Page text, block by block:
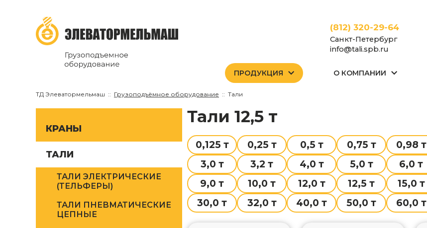
(812) 320-29-64
Санкт-Петербург
info@tali.spb.ru
ПРОДУКЦИЯ О КОМПАНИИ
ТД Элеватормельмаш Грузоподъёмное оборудование Тали
КРАНЫ
ТАЛИ
ТАЛИ ЭЛЕКТРИЧЕСКИЕ
(ТЕЛЬФЕРЫ)
ТАЛИ ПНЕВМАТИЧЕСКИЕ
ЦЕПНЫЕ
Тали 12,5 т
0,125 т 0,25 т 0,5 т 0,75 т 0,98 т
3,0 т
3,2 т 4,0 т 5,0 т 6,0 т
9,0 т
10,0 т 12,0 т 12,5 т 15,0 т
30,0 т
32,0 т 40,0 т 50,0 т 60,0 т